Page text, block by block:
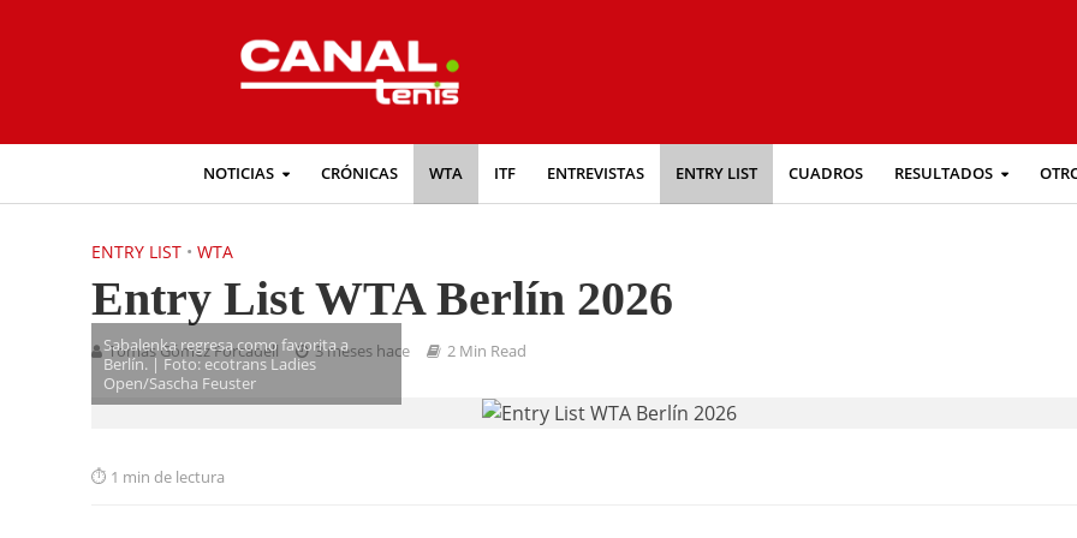
NOTICIAS CRÓNICAS WTA ITF ENTREVISTAS ENTRY LIST CUADROS RESULTADOS
ENTRY LIST • WTA
Entry List WTA Berlín 2026
Tomás Gómez Forcadell 3 meses hace 2 Min Read
Sabalenka regresa como favorita a
Berlín. | Foto: ecotrans Ladies
Open/Sascha Feuster
1 min de lectura